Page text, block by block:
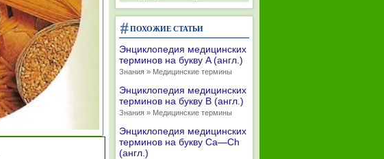
ПОХОЖИЕ СТАТЬИ
Энциклопедия медицинских
терминов на букву A (англ.)
Знания » Медицинские термины
Энциклопедия медицинских
терминов на букву B (англ.)
Знания » Медицинские термины
Энциклопедия медицинских
терминов на букву Ca—Ch
(англ.)